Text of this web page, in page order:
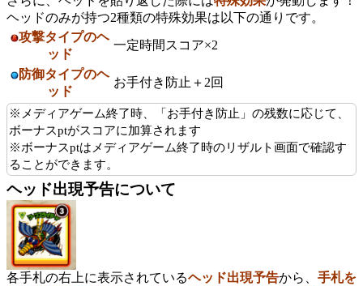
ヘッドのみが持つ2種類の特殊効果は以下の通りです。
攻撃タイプのヘ
ッド
一定時間スコア×2
防御タイプのヘ
ッド
お手付き防止＋2回
※メディアゲーム終了時、「お手付き防止」の残数に応じて、
ボーナスptがスコアに加算されます
※ボーナスptはメディアゲーム終了時のリザルト画面で確認す
ることができます。
ヘッド出現予告について
各手札の右上に表示されているヘッド出現予告から、 手札を